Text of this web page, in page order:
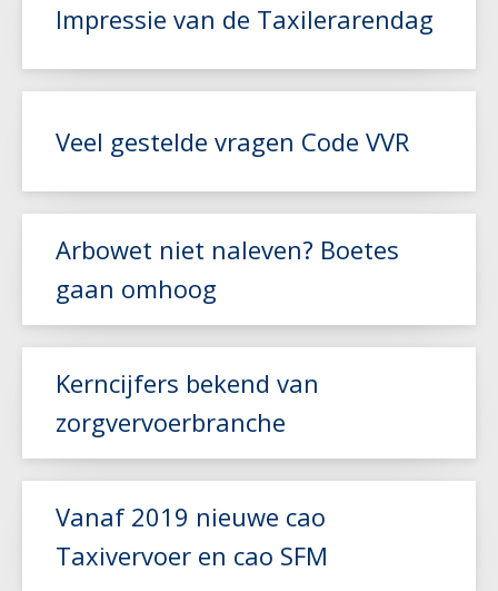
Lees meer
Impressie van de Taxilerarendag
Lees meer
Veel gestelde vragen Code VVR
Lees meer
Arbowet niet naleven? Boetes
gaan omhoog
Kerncijfers bekend van
zorgvervoerbranche
Vanaf 2019 nieuwe cao
Taxivervoer en cao SFM